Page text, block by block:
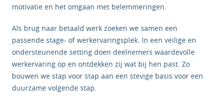
motivatie en het omgaan met belemmeringen.
Als brug naar betaald werk zoeken we samen een
passende stage- of werkervaringsplek. In een veilige en
ondersteunende setting doen deelnemers waardevolle
werkervaring op en ontdekken zij wat bij hen past. Zo
bouwen we stap voor stap aan een stevige basis voor een
duurzame volgende stap.